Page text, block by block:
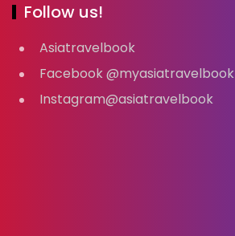
Follow us!
Asiatravelbook
Facebook @myasiatravelbook
Instagram@asiatravelbook